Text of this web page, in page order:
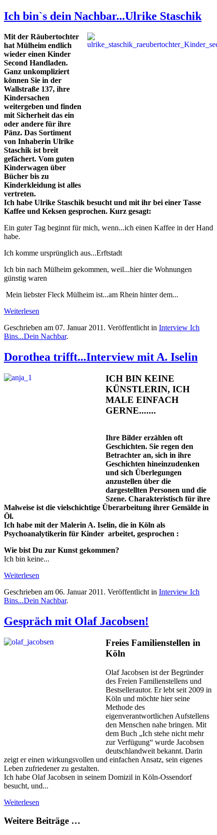
Ich bin`s dein Nachbar...Ulrike Staschik
Mit der Räubertochter
hat Mülheim endlich
wieder einen Kinder
Second Handladen.
Ganz unkompliziert
können Sie in der
Wallstraße 137, ihre
Kindersachen
weitergeben und finden
mit Sicherheit das ein
oder andere für ihre
Pänz. Das Sortiment
von Inhaberin Ulrike
Staschik ist breit
gefächert. Vom guten
Kinderwagen über
Bücher bis zu
Kinderkleidung ist alles
vertreten.
Ich habe Ulrike Staschik besucht und mit ihr bei einer Tasse
Kaffee und Keksen gesprochen. Kurz gesagt:
Ein guter Tag beginnt für mich, wenn...ich einen Kaffee in der Hand
habe.
Ich komme ursprünglich aus...Erftstadt
Ich bin nach Mülheim gekommen, weil...hier die Wohnungen
günstig waren
Mein liebster Fleck Mülheim ist...am Rhein hinter dem...
Weiterlesen
Geschrieben am 07. Januar 2011 . Veröffentlicht in Interview Ich
Bins...Dein Nachbar.
Dorothea trifft...Interview mit A. Iselin
ICH BIN KEINE
KÜNSTLERIN, ICH
MALE EINFACH
GERNE.......
Ihre Bilder erzählen oft
Geschichten. Sie regen den
Betrachter an, sich in ihre
Geschichten hineinzudenken
und sich Überlegungen
anzustellen über die
dargestellten Personen und die
Szene. Charakteristisch für ihre
Malweise ist die vielschichtige Überarbeitung ihrer Gemälde in
Öl.
Ich habe mit der Malerin A. Iselin, die in Köln als
Psychoanalytikerin für Kinder arbeitet, gesprochen :
Wie bist Du zur Kunst gekommen?
Ich bin keine...
Weiterlesen
Geschrieben am 06. Januar 2011 . Veröffentlicht in Interview Ich
Bins...Dein Nachbar.
Gespräch mit Olaf Jacobsen!
Freies Familienstellen in
Köln
Olaf Jacobsen ist der Begründer
des Freien Familienstellens und
Bestsellerautor. Er lebt seit 2009 in
Köln und möchte hier seine
Methode des
eigenverantwortlichen Aufstellens
den Menschen nahe bringen. Mit
dem Buch „Ich stehe nicht mehr
zur Verfügung“ wurde Jacobsen
deutschlandweit bekannt. Darin
zeigt er einen wirkungsvollen und einfachen Ansatz, sein eigenes
Leben zufriedener zu gestalten.
Ich habe Olaf Jacobsen in seinem Domizil in Köln-Ossendorf
besucht, und...
Weiterlesen
Weitere Beiträge …